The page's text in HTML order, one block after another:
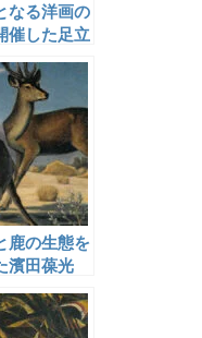
なる洋画の
催した足立
鹿の生態を
濱田葆光